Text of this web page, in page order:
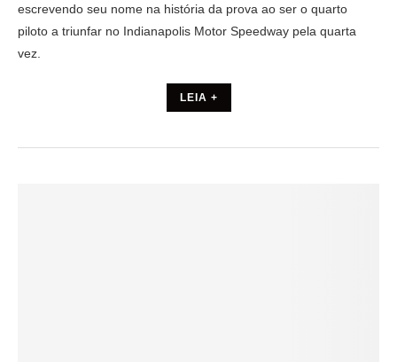
escrevendo seu nome na história da prova ao ser o quarto
piloto a triunfar no Indianapolis Motor Speedway pela quarta
vez.
LEIA +